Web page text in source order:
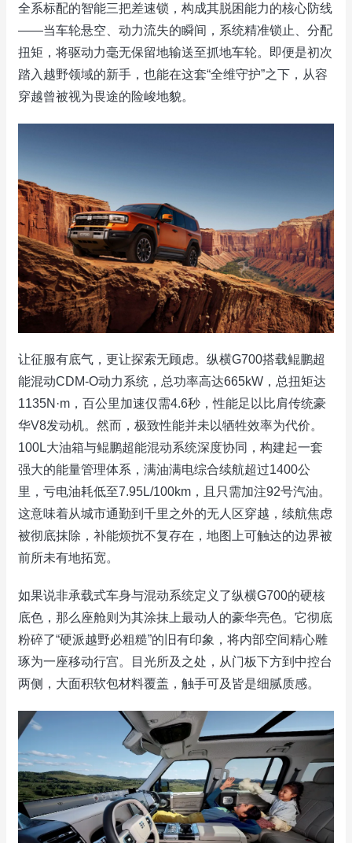
全系标配的智能三把差速锁，构成其脱困能力的核心防线
——当车轮悬空、动力流失的瞬间，系统精准锁止、分配
扭矩，将驱动力毫无保留地输送至抓地车轮。即便是初次
踏入越野领域的新手，也能在这套“全维守护”之下，从容
穿越曾被视为畏途的险峻地貌。
让征服有底气，更让探索无顾虑。纵横G700搭载鲲鹏超
能混动CDM-O动力系统，总功率高达665kW，总扭矩达
1135N·m，百公里加速仅需4.6秒，性能足以比肩传统豪
华V8发动机。然而，极致性能并未以牺牲效率为代价。
100L大油箱与鲲鹏超能混动系统深度协同，构建起一套
强大的能量管理体系，满油满电综合续航超过1400公
里，亏电油耗低至7.95L/100km，且只需加注92号汽油。
这意味着从城市通勤到千里之外的无人区穿越，续航焦虑
被彻底抹除，补能烦扰不复存在，地图上可触达的边界被
前所未有地拓宽。
如果说非承载式车身与混动系统定义了纵横G700的硬核
底色，那么座舱则为其涂抹上最动人的豪华亮色。它彻底
粉碎了“硬派越野必粗糙”的旧有印象，将内部空间精心雕
琢为一座移动行宫。目光所及之处，从门板下方到中控台
两侧，大面积软包材料覆盖，触手可及皆是细腻质感。